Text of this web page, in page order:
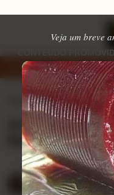
Veja um breve
apps de namoro que
Ferramentas úteis ⏱
Os 15 Seguros
Época de Férias
Mariana Souza
29/09/2025